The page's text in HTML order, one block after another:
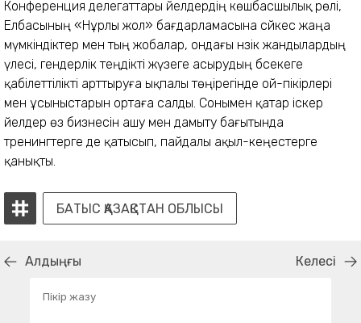
Конференция делегаттары әйелдердің көшбасшылық рөлі,
Елбасының «Нұрлы жол» бағдарламасына сәйкес жаңа
мүмкіндіктер мен тың жобалар, ондағы нәзік жандылардың
үлесі, гендерлік теңдікті жүзеге асырудың бәсекеге
қабілеттілікті арттыруға ықпалы төңірегінде ой-пікірлері
мен ұсыныстарын ортаға салды. Сонымен қатар іскер
әйелдер өз бизнесін ашу мен дамыту бағытында
тренингтерге де қатысып, пайдалы ақыл-кеңестерге
қанықты.
БАТЫС ҚАЗАҚСТАН ОБЛЫСЫ
Алдыңғы Келесі